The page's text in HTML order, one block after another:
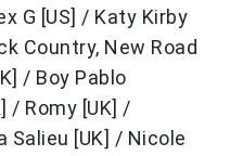
G [US] / Katy Kirby
Country, New Road
/ Boy Pablo
/ Romy [UK] /
Salieu [UK] / Nicole